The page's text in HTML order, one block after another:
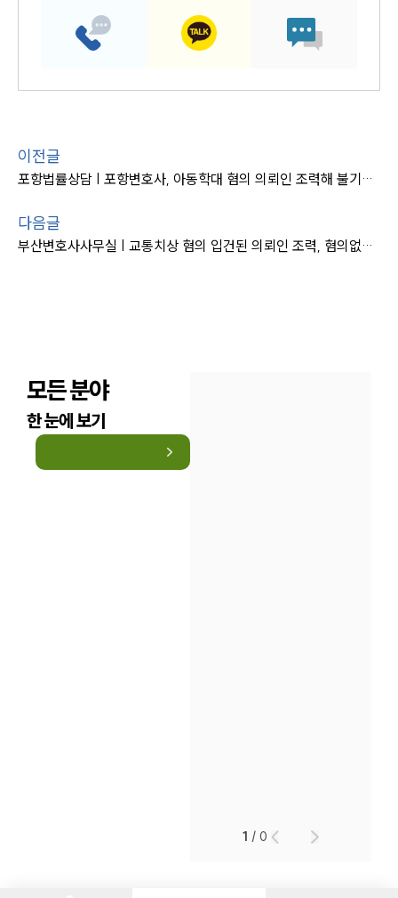
이전글
포항법률상담 | 포항변호사, 아동학대 혐의 의뢰인 조력해 불기소 마무리
다음글
부산변호사사무실 | 교통치상 혐의 입건된 의뢰인 조력, 혐의없음 처분
모든 분야
한 눈에 보기
1 /0